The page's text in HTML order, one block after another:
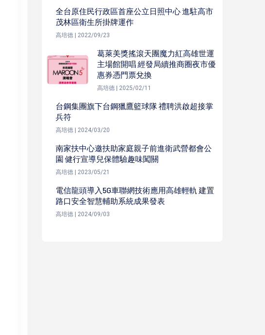
全台原住民行政區首座公立日照中心 進駐高市
茂林區衛生所掛牌運作
高培德 | 2022/09/23
葛萊美獎搖滾天團魔力紅高雄世運
主場館開唱 經發局續推商圈夜市優
惠券憑門票兌換
高培德 | 2025/02/11
台鋼集團旗下台鋼獵鷹籃球隊 禮聘洪啟超接掌
兵符
高培德 | 2024/03/20
南家扶中心邀扶助家庭親子前進衛武營都會公
園 健行宣導兒保體驗趣味闖關
高培德 | 2023/05/21
電信龍頭導入5G車聯網技術應用高雄輕軌 建置
路口安全智慧輔助系統成果發表
高培德 | 2024/09/03